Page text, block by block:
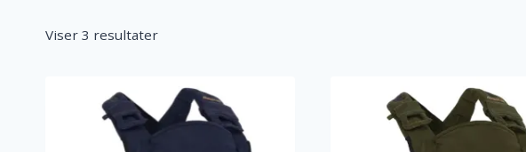
Viser 3 resultater